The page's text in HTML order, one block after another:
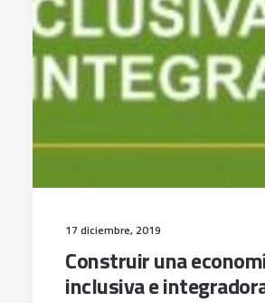
17 diciembre, 2019
Construir una
inclusiva e